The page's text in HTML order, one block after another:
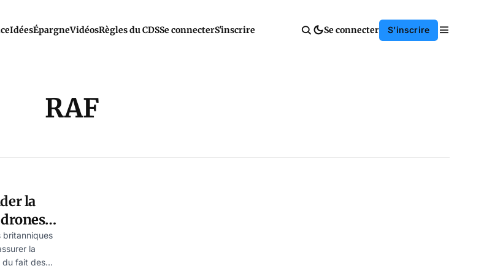
IdéesÉpargneVidéosRègles du CDSSe connecterS'inscrire Se connecter S'inscrire
RAF
la
du
britanniques
la
du fait des